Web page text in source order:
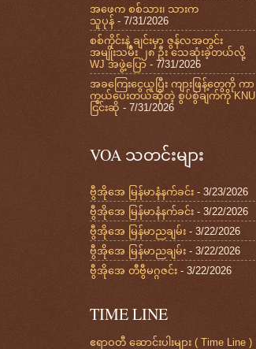
အဖေက စစ်သား၊ သားက
သူပုန် - 7/31/2026
စစ်ကိုင်းနဲ့ ချင်းမှာ ဇွန်လအတွင်း
အမျိုးသမီး ၂၈ ဦး သေဆုံးခဲ့တယ်လို့
WJ အဖွဲ့ပြော - 7/31/2026
အခကြေးငွေယူပြီး ကျားဖြန့်တွေကို ကာ
ကွယ်ပေးတယ်ဆိုတဲ့ စွပ်စွဲချက်ကို KNU
ငြင်းဆို - 7/31/2026
VOA သတင်းများ
ဗွီအိုအေ မြန်မာနံနက်ခင်း - 3/23/2026
ဗွီအိုအေ မြန်မာနံနက်ခင်း - 3/22/2026
ဗွီအိုအေ မြန်မာညချမ်း - 3/22/2026
ဗွီအိုအေ မြန်မာညချမ်း - 3/22/2026
ဗွီအိုအေ တီဗွီမဂ္ဂဇင်း - 3/22/2026
TIME LINE
ဧရာဝတီ ဆောင်းပါးများ ( Time Line )